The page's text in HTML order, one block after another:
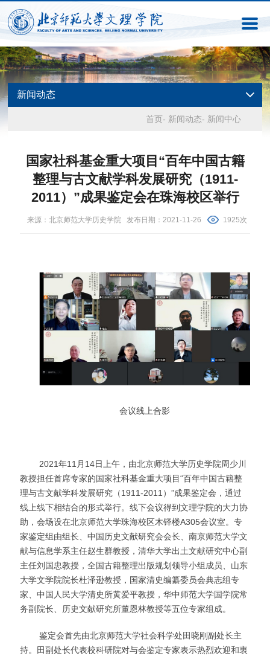
新闻动态
首页- 新闻动态- 新闻中心
国家社科基金重大项目“百年中国古籍
整理与古文献学科发展研究（1911-
2011）”成果鉴定会在珠海校区举行
来源：北京师范大学历史学院 发布日期：2021-11-26 1925次
会议线上合影
2021年11 月 14日上午，由北京师范大学历史学院周少川
教授担任首席专家的国家社科基金重大项目“百年中国古籍整
理与古文献学科发展研究（1911-2011 ）”成果鉴定会 ，通过
线上线下相结合的形式举行。线下会议得到文理学院的大力协
助，会场设在北京师范大学珠海校区木铎楼A305会议室。专
家鉴定组由组长、中国历史文献研究会会长、南京师范大学文
献与信息学系主任赵生群教授，清华大学出土文献研究中心副
主任刘国忠教授，全国古籍整理出版规划领导小组成员、山东
大学文学院院长杜泽逊教授，国家清史编纂委员会典志组专
家、中国人民大学清史所黄爱平教授，华中师范大学国学院常
务副院长、历史文献研究所董恩林教授等五位专家组成。
鉴定会首先由北京师范大学社会科学处田晓刚副处长主
持。田副处长代表校科研院对与会鉴定专家表示热烈欢迎和衷